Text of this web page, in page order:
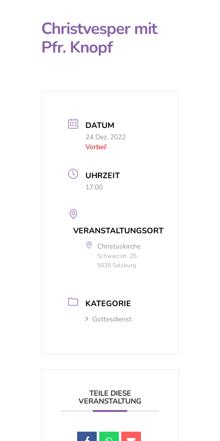
Christvesper mit
Pfr. Knopf
DATUM
24 Dez. 2022
Vorbei!
UHRZEIT
17:00
VERANSTALTUNGSORT
Christuskirche
Schwarzstr. 25,
5020 Salzburg
KATEGORIE
Gottesdienst
TEILE DIESE
VERANSTALTUNG